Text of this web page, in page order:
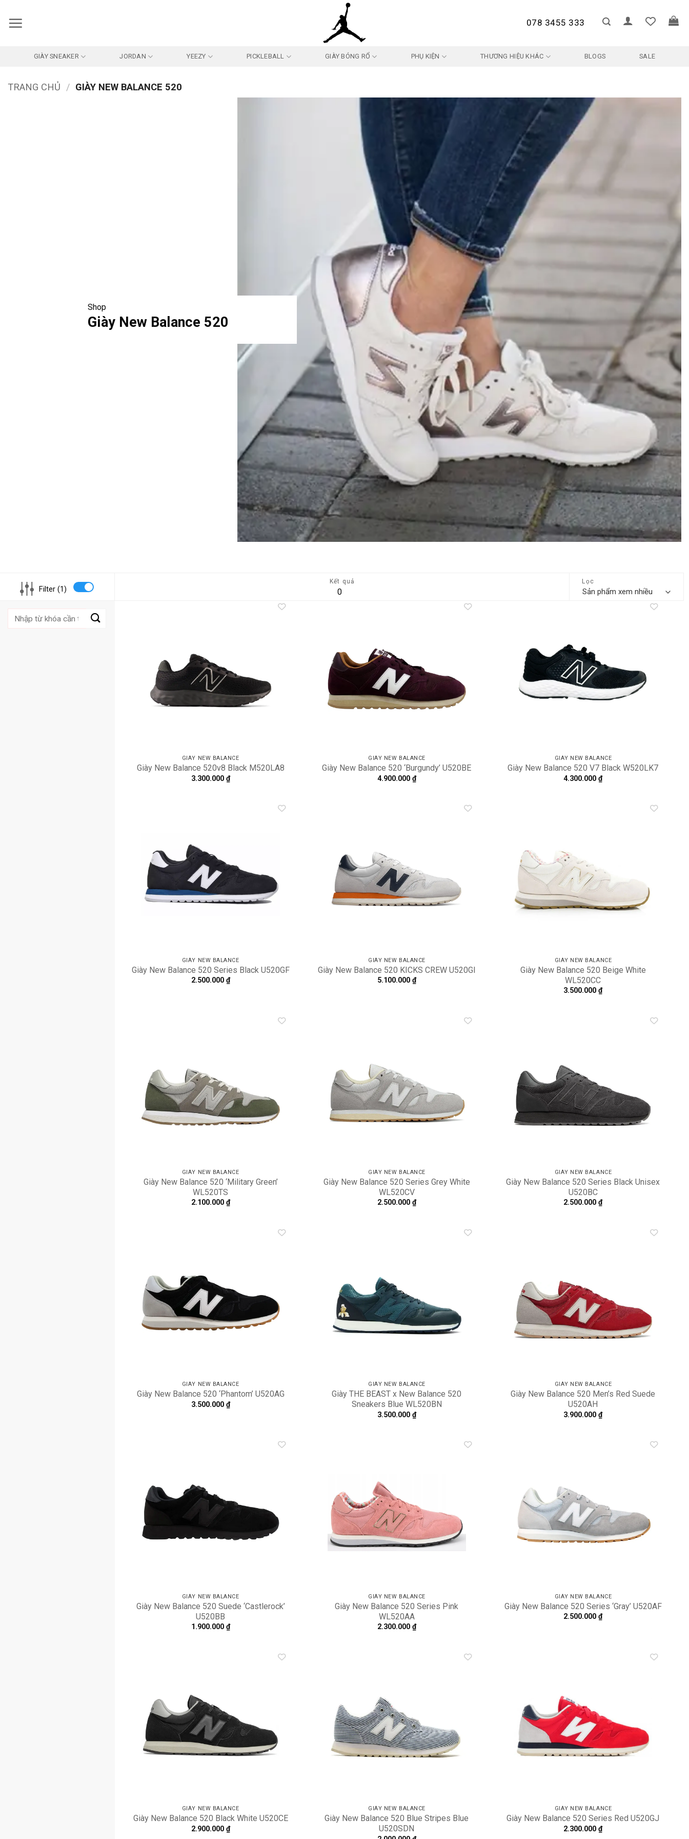
qua
078 3455 333
GIÀY SNEAKER JORDAN YEEZY PICKLEBALL GIÀY BÓNG RỔ PHỤ KIỆN THƯƠNG HIỆU KHÁC BLOGS SALE
TRANG CHỦ / GIÀY NEW BALANCE 520
Shop
Giày New Balance 520
Filter (1)
Kết quả
0
Lọc
Tìm
kiếm:
GIÀY NEW BALANCE
Giày New Balance 520v8 Black M520LA8
3.300.000 ₫
GIÀY NEW BALANCE
Giày New Balance 520 ‘Burgundy’ U520BE
4.900.000 ₫
GIÀY NEW BALANCE
Giày New Balance 520 V7 Black W520LK7
4.300.000₫
GIÀY NEW BALANCE
Giày New Balance 520 Series Black U520GF
2.500.000 ₫
GIÀY NEW BALANCE
Giày New Balance 520 KICKS CREW U520GI
5.100.000 ₫
GIÀY NEW BALANCE
Giày New Balance 520 Beige White
WL520CC
3.500.000₫
GIÀY NEW BALANCE
Giày New Balance 520 ‘Military Green’
WL520TS
2.100.000 ₫
GIÀY NEW BALANCE
Giày New Balance 520 Series Grey White
WL520CV
2.500.000 ₫
GIÀY NEW BALANCE
Giày New Balance 520 Series Black Unisex
U520BC
2.500.000₫
GIÀY NEW BALANCE
Giày New Balance 520 ‘Phantom’ U520AG
3.500.000 ₫
GIÀY NEW BALANCE
Giày THE BEAST x New Balance 520
Sneakers Blue WL520BN
3.500.000 ₫
GIÀY NEW BALANCE
Giày New Balance 520 Men’s Red Suede
U520AH
3.900.000₫
GIÀY NEW BALANCE
Giày New Balance 520 Suede ‘Castlerock’
U520BB
1.900.000 ₫
GIÀY NEW BALANCE
Giày New Balance 520 Series Pink
WL520AA
2.300.000 ₫
GIÀY NEW BALANCE
Giày New Balance 520 Series ‘Gray’ U520AF
2.500.000₫
GIÀY NEW BALANCE
Giày New Balance 520 Black White U520CE
2.900.000 ₫
GIÀY NEW BALANCE
Giày New Balance 520 Blue Stripes Blue
U520SDN
GIÀY NEW BALANCE
Giày New Balance 520 Series Red U520GJ
2.300.000₫